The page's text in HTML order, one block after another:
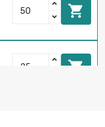

